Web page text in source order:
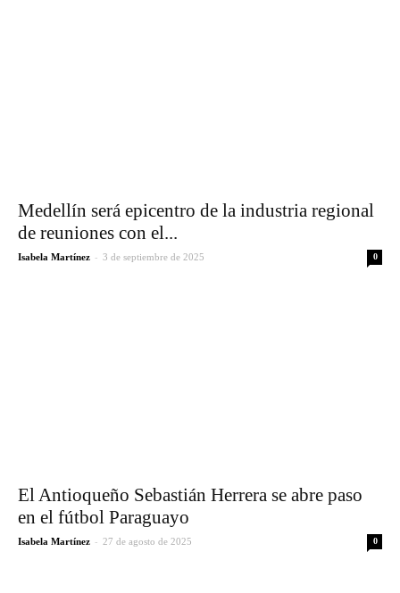
Medellín será epicentro de la industria regional
de reuniones con el...
Isabela Martínez - 3 de septiembre de 2025 0
El Antioqueño Sebastián Herrera se abre paso
en el fútbol Paraguayo
Isabela Martínez - 27 de agosto de 2025 0